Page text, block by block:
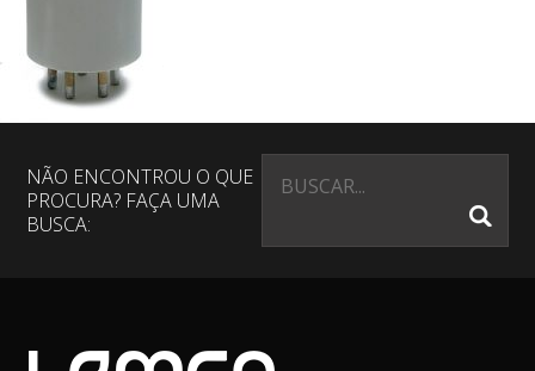
NÃO ENCONTROU O QUE
PROCURA? FAÇA UMA
BUSCA: